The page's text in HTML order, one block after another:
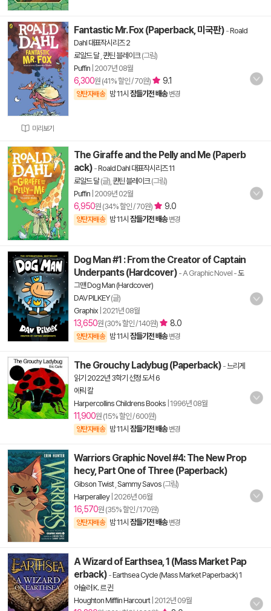
미리보기
Fantastic Mr. Fox (Paperback, 미국판) -Roald
Dahl 대표작시리즈 2
로알드 달, 퀸틴 블레이크(그림)
Puffin 2007년 08월
6,300원 (41% 할인 / 70원) 9.1
양탄자배송 밤 11시 잠들기전 배송 변경
The Giraffe and the Pelly and Me (Paperb
ack) -Roald Dahl 대표작시리즈 11
로알드 달(글), 퀸틴 블레이크(그림)
Puffin 2009년 02월
6,950원 (34% 할인 / 70원) 9.0
양탄자배송 밤 11시 잠들기전 배송 변경
Dog Man #1 : From the Creator of Captain
Underpants (Hardcover) - A Graphic Novel -도
그맨 Dog Man (Hardcover)
DAV PILKEY(글)
Graphix 2021년 08월
13,650원 (30% 할인 / 140원) 8.0
양탄자배송 밤 11시 잠들기전 배송 변경
The Grouchy Ladybug (Paperback) -느리게
읽기 2022년 3학기 선정 도서 6
에릭 칼
Harpercollins Childrens Books 1996년 08월
11,900원 (15% 할인 / 600원)
양탄자배송 밤 11시 잠들기전 배송 변경
Warriors Graphic Novel #4: The New Prop
hecy, Part One of Three (Paperback)
Gibson Twist, Sammy Savos (그림)
Harperalley| 2026년 06월
16,570원 (35% 할인 / 170원)
양탄자배송 밤 11시 잠들기전 배송 변경
A Wizard of Earthsea, 1 (Mass Market Pap
erback) -Earthsea Cycle (Mass Market Paperback) 1
어슐러 K. 르 귄
Houghton Mifflin Harcourt| 2012년 09월